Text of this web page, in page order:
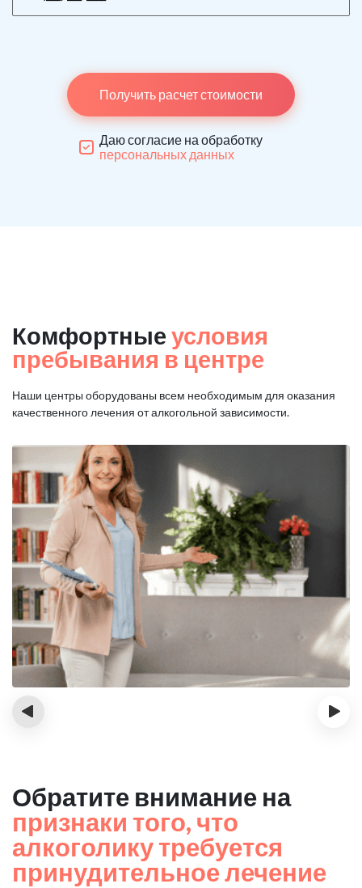
Получить расчет стоимости
Даю согласие на обработку
персональных данных
Комфортные условия
пребывания в центре
Наши центры оборудованы всем необходимым для оказания
качественного лечения от алкогольной зависимости.
‹ ›
Обратите внимание на
признаки того, что
алкоголику требуется
принудительное лечение